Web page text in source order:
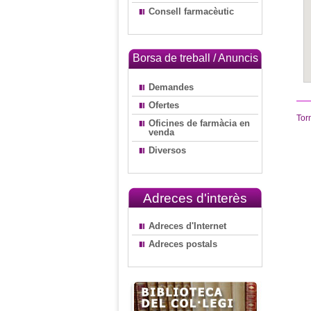
Consell farmacèutic
Borsa de treball / Anuncis
Demandes
Ofertes
Oficines de farmàcia en
venda
Diversos
Adreces d'interès
Adreces d'Internet
Adreces postals